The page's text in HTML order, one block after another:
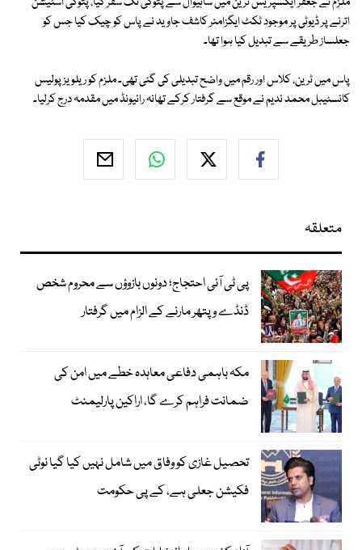
اترنے پر ڈیوٹی پر موجود ٹکٹ ایگزامنر کاشف جاوید نے پاس کو چیک کیا جس کو
جعلساز طریقے سے تبدیل کیا ہوا تھا۔
پاس میں ٹرین، کلاس اور رقم میں واضح تبدیلی کی گئی تھی۔ ملزم کو ریلویز پولیس
کانسٹیبل محمد ندیم نے موقع سے گرفتار کرکے تھانہ رائیونڈ میں مقدمہ درج کرلیا۔
متعلقہ
پی ٹی آئی احتجاج؛ دونوں بازوؤں سے محروم شخص
ڈنڈے و پتھر مارنے کے الزام میں گرفتار
مکہ باہمی دفاعی معاہدہ خطے میں امن کی
ضمانت فراہم کرے گا، اراکین پارلیمنٹ
تحصیل غازی کو وفاق میں شامل نہیں کیا گیا نوٹی
فکیشن جعلی ہے، کے پی حکومت